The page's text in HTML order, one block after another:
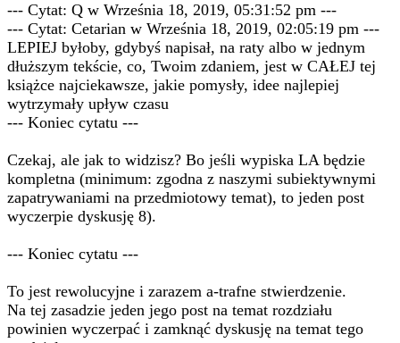
--- Cytat: Q w Września 18, 2019, 05:31:52 pm ---
--- Cytat: Cetarian w Września 18, 2019, 02:05:19 pm ---
LEPIEJ byłoby, gdybyś napisał, na raty albo w jednym
dłuższym tekście, co, Twoim zdaniem, jest w CAŁEJ tej
książce najciekawsze, jakie pomysły, idee najlepiej
wytrzymały upływ czasu
--- Koniec cytatu ---
Czekaj, ale jak to widzisz? Bo jeśli wypiska LA będzie
kompletna (minimum: zgodna z naszymi subiektywnymi
zapatrywaniami na przedmiotowy temat), to jeden post
wyczerpie dyskusję 8).
--- Koniec cytatu ---
To jest rewolucyjne i zarazem a-trafne stwierdzenie.
Na tej zasadzie jeden jego post na temat rozdziału
powinien wyczerpać i zamknąć dyskusję na temat tego